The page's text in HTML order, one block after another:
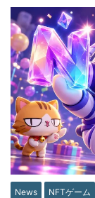
News NFTゲーム